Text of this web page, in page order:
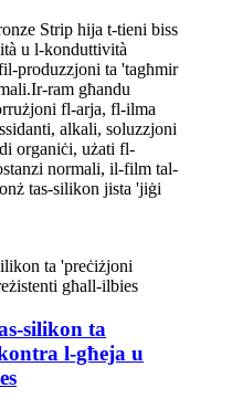
Strip hija t-tieni biss
u l-konduttività
produzzjoni ta 'tagħmir
ram għandu
fl-arja, fl-ilma
alkali, soluzzjoni
organiċi, użati fl-
normali, il-film tal-
tas-silikon jista 'jiġi
silikon ta
l-għeja u